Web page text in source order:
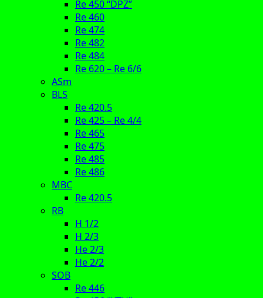
Re 450 “DPZ”
Re 460
Re 474
Re 482
Re 484
Re 620 – Re 6/6
ASm
BLS
Re 420.5
Re 425 – Re 4/4
Re 465
Re 475
Re 485
Re 486
MBC
Re 420.5
RB
H 1/2
H 2/3
He 2/3
He 2/2
SOB
Re 446